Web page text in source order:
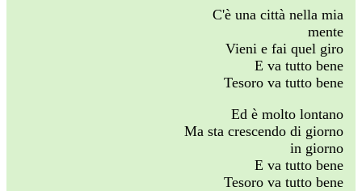
C'è una città nella mia
mente
Vieni e fai quel giro
E va tutto bene
Tesoro va tutto bene
Ed è molto lontano
Ma sta crescendo di giorno
in giorno
E va tutto bene
Tesoro va tutto bene